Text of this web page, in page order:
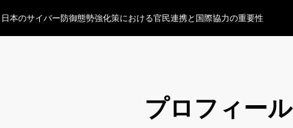
日本のサイバー防御態勢強化策における官民連携と国際協力の重要性
防衛力整備以外の観点から防衛力の向上を図る、という方法
日本のサイバー防御態勢強化策における官民連携と国際協力の重要性
プロフィール